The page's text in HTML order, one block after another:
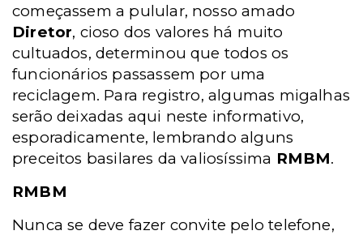
começassem a pulular, nosso amado
Diretor, cioso dos valores há muito
cultuados, determinou que todos os
funcionários passassem por uma
reciclagem. Para registro, algumas migalhas
serão deixadas aqui neste informativo,
esporadicamente, lembrando alguns
preceitos basilares da valiosíssima RMBM.
RMBM
Nunca se deve fazer convite pelo telefone,